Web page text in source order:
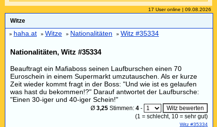
17 User online | 09.08.2026
Witze
» haha.at » Witze » Nationalitäten » Witz #35334
Nationalitäten, Witz #35334
Beauftragt ein Mafiaboss seinen Laufburschen einen 70
Euroschein in einem Supermarkt umzutauschen. Als er kurze
Zeit wieder kommt fragt in der Boss: "Und wie ist es gelaufen
was hast du bekommen!?" Darauf antwortet der Laufbursche:
"Einen 30-iger und 40-iger Schein!"
Ø 3,25 Stimmen: 4 -
(1 = schlecht, 10 = sehr gut)
Witz #35334